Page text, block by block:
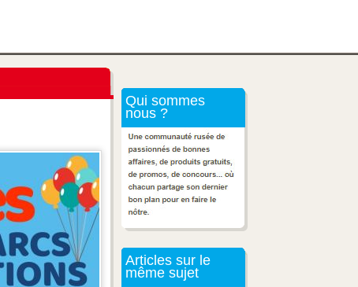
Qui sommes
nous ?
Articles sur le
même sujet